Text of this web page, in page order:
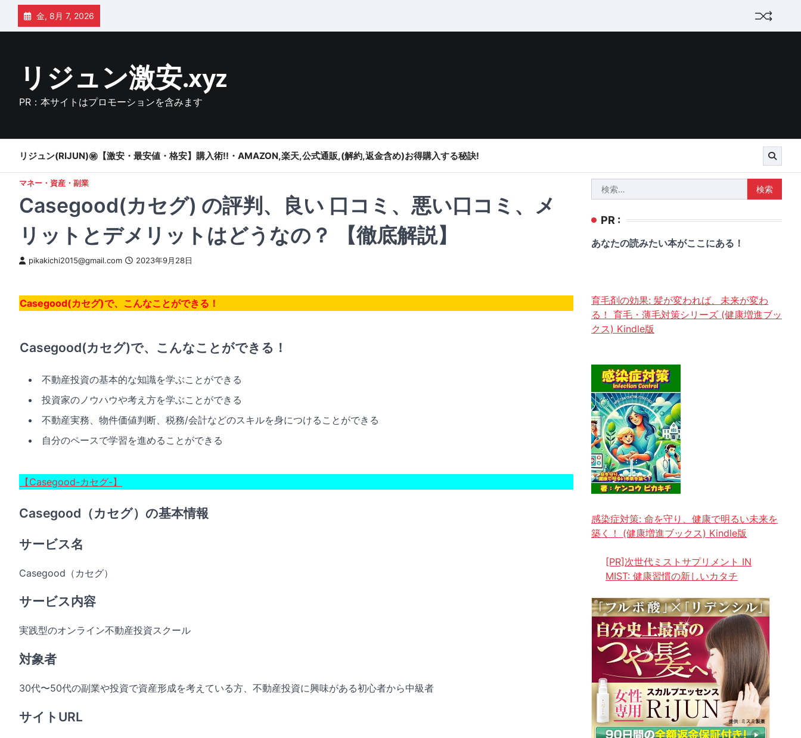
Skip
content
金, 8月 7, 2026
リジュン激安.xyz
PR：本サイトはプロモーションを含みます
リジュン(RIJUN)㊙【激安・最安値・格安】購入術!!・AMAZON,楽天,公式通販,(解約,返金含め)お得購入する秘訣!
マネー・資産・副業
Casegood(カセグ) の評判、良い 口コミ、悪い口コミ、メ
リットとデメリットはどうなの？ 【徹底解説】
pikakichi2015@gmail.com 2023年9月28日
Casegood(カセグ)で、こんなことができる！
Casegood(カセグ)で、こんなことができる！
不動産投資の基本的な知識を学ぶことができる
投資家のノウハウや考え方を学ぶことができる
不動産実務、物件価値判断、税務/会計などのスキルを身につけることができる
自分のペースで学習を進めることができる
【Casegood-カセグ-】
Casegood（カセグ）の基本情報
サービス名
Casegood（カセグ）
サービス内容
実践型のオンライン不動産投資スクール
対象者
30代〜50代の副業や投資で資産形成を考えている方、不動産投資に興味がある初心者から中級者
サイトURL
索:
PR :
あなたの読みたい本がここにある！
育毛剤の効果: 髪が変われば、未来が変わ
る！ 育毛・薄毛対策シリーズ (健康増進ブッ
クス) Kindle版
感染症対策: 命を守り、健康で明るい未来を
築く！ (健康増進ブックス) Kindle版
[PR]次世代ミストサプリメント IN
MIST: 健康習慣の新しいカタチ